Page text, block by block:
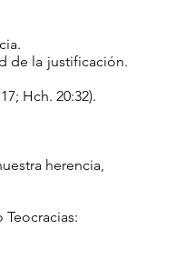
de la justificación.
Hch. 20:32).
nuestra herencia,